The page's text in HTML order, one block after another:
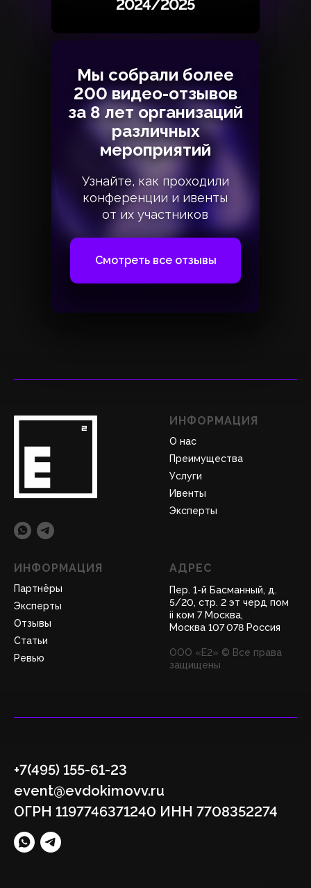
2024/2025
Узнайте, как проходили
конференции и ивенты
от их участников
Узнайте, как проходили
конференции и ивенты
от их участников
Мы собрали более
200 видео-отзывов
за 8 лет организаций
различных
мероприятий
Мы собрали более
200 видео-отзывов
за 8 лет организаций
различных
мероприятий
Смотреть все отзывы
ИНФОРМАЦИЯ
О нас
Преимущества
Услуги
Ивенты
Эксперты
ИНФОРМАЦИЯ
Партнёры
Эксперты
Отзывы
Статьи
Ревью
АДРЕС
Пер. 1-й Басманный, д.
5/20, стр. 2 эт черд пом
ii ком 7 Москва,
Москва 107 078 Россия
ООО «Е2» © Все права
защищены
+7(495) 155-61-23
event@evdokimovv.ru
ОГРН 1197746371240 ИНН 7708352274